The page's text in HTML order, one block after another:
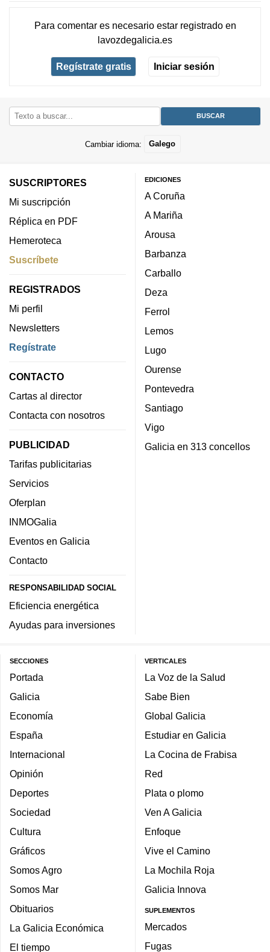
Para comentar es necesario estar registradoen
lavozdegalicia.es
Regístrate gratis Iniciar sesión
Cambiar idioma: Galego
SUSCRIPTORES
Mi suscripción
Réplica en PDF
Hemeroteca
Suscríbete
REGISTRADOS
Mi perfil
Newsletters
Regístrate
CONTACTO
Cartas al director
Contacta con nosotros
PUBLICIDAD
Tarifas publicitarias
Servicios
Oferplan
INMOGalia
Eventos en Galicia
Contacto
RESPONSABILIDAD SOCIAL
Eficiencia energética
Ayudas para inversiones
EDICIONES
A Coruña
A Mariña
Arousa
Barbanza
Carballo
Deza
Ferrol
Lemos
Lugo
Ourense
Pontevedra
Santiago
Vigo
Galicia en 313 concellos
SECCIONES
Portada
Galicia
Economía
España
Internacional
Opinión
Deportes
Sociedad
Cultura
Gráficos
Somos Agro
Somos Mar
Obituarios
La Galicia Económica
El tiempo
VERTICALES
La Voz de la Salud
Sabe Bien
Global Galicia
Estudiar en Galicia
La Cocina de Frabisa
Red
Plata o plomo
Ven A Galicia
Enfoque
Vive el Camino
La Mochila Roja
Galicia Innova
SUPLEMENTOS
Mercados
Fugas